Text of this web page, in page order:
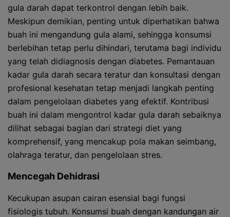
gula darah dapat terkontrol dengan lebih baik.
Meskipun demikian, penting untuk diperhatikan bahwa
buah ini mengandung gula alami, sehingga konsumsi
berlebihan tetap perlu dihindari, terutama bagi individu
yang telah didiagnosis dengan diabetes. Pemantauan
kadar gula darah secara teratur dan konsultasi dengan
profesional kesehatan tetap menjadi langkah penting
dalam pengelolaan diabetes yang efektif. Kontribusi
buah ini dalam mengontrol kadar gula darah sebaiknya
dilihat sebagai bagian dari strategi diet yang
komprehensif, yang mencakup pola makan seimbang,
olahraga teratur, dan pengelolaan stres.
Mencegah Dehidrasi
Kecukupan asupan cairan esensial bagi fungsi
fisiologis tubuh. Konsumsi buah dengan kandungan air